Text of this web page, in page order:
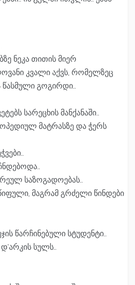
ნეკა თითის მიერ
კვალი აქვს, რომელზეც
წასმული გოგირდი..
სარეცხის მანქანაში..
მატრასზე და ჭერს
საზოგადოებას..
მაგრამ გრძელი წინდები
წარჩინებული სტუდენტი..
სულს..